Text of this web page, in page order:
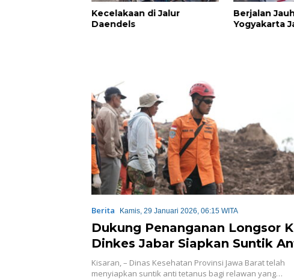
Kecelakaan di Jalur
Daendels
Berjalan
Yogyakarta
Berita Kamis, 29 Januari 2026, 06:15 WITA
Dukung Penanganan Longsor
Dinkes Jabar Siapkan Suntik
Tetanus Bagi Relawan
Kisaran, – Dinas Kesehatan Provinsi Jawa Barat telah
menyiapkan suntik anti tetanus bagi relawan yang…